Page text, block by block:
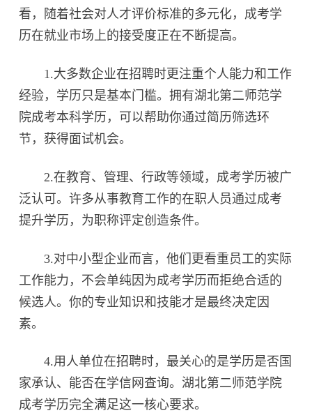
看，随着社会对人才评价标准的多元化，成考学
历在就业市场上的接受度正在不断提高。
1.大多数企业在招聘时更注重个人能力和工作
经验，学历只是基本门槛。拥有湖北第二师范学
院成考本科学历，可以帮助你通过简历筛选环
节，获得面试机会。
2.在教育、管理、行政等领域，成考学历被广
泛认可。许多从事教育工作的在职人员通过成考
提升学历，为职称评定创造条件。
3.对中小型企业而言，他们更看重员工的实际
工作能力，不会单纯因为成考学历而拒绝合适的
候选人。你的专业知识和技能才是最终决定因
素。
4.用人单位在招聘时，最关心的是学历是否国
家承认、能否在学信网查询。湖北第二师范学院
成考学历完全满足这一核心要求。